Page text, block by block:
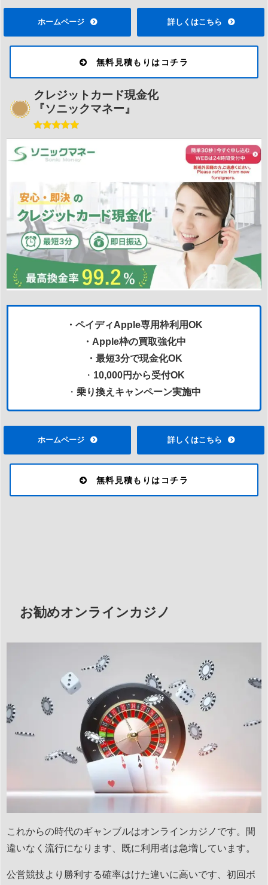
ホームページ 詳しくはこちら
無料見積もりはコチラ
クレジットカード現金化
『ソニックマネー』
・ペイディApple専用枠利用OK
・Apple枠の買取強化中
・最短3分で現金化OK
・ 10,000円から受付OK
・ 乗り換えキャンペーン実施中
ホームページ 詳しくはこちら
無料見積もりはコチラ
お勧めオンラインカジノ
これからの時代のギャンブルはオンラインカジノです。間
違いなく流行になります、既に利用者は急増しています。
公営競技より勝利する確率はけた違いに高いです、初回ボ